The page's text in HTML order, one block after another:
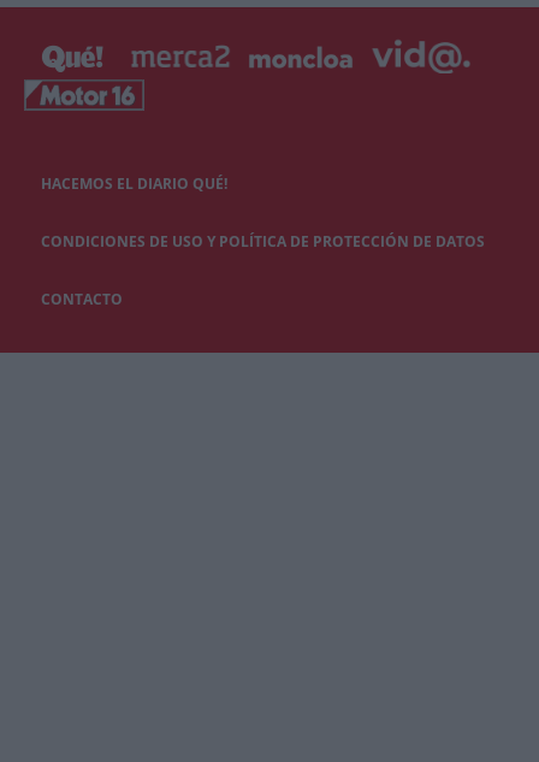
HACEMOS EL DIARIO QUÉ!
CONDICIONES DE USO Y POLÍTICA DE PROTECCIÓN DE DATOS
CONTACTO